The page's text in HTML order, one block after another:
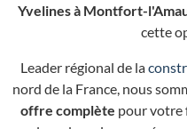
Yvelines à Montfort-
cette
Leader régional de la
nord de la France, nous
offre complète pour votre